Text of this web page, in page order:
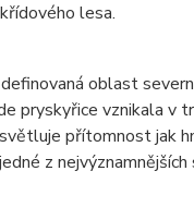
lesa.
oblast
pryskyřice vznikala v
přítomnost jak
z